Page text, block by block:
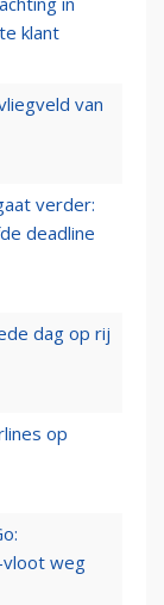
klant
van
verder:
deadline
dag op rij
op
weg